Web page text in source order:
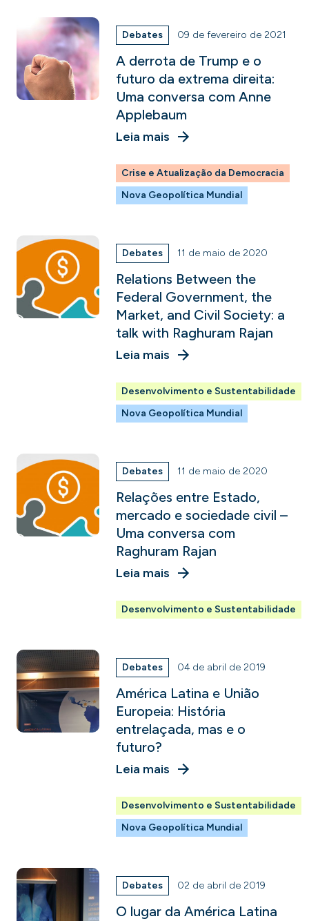
Debates 09 de fevereiro de 2021
A derrota de Trump e o
futuro da extrema direita:
Uma conversa com Anne
Applebaum
Leia mais
Crise e Atualização da Democracia
Nova Geopolítica Mundial
Debates 11 de maio de 2020
Relations Between the
Federal Government, the
Market, and Civil Society: a
talk with Raghuram Rajan
Leia mais
Desenvolvimento e Sustentabilidade
Nova Geopolítica Mundial
Debates 11 de maio de 2020
Relações entre Estado,
mercado e sociedade civil –
Uma conversa com
Raghuram Rajan
Leia mais
Desenvolvimento e Sustentabilidade
Debates 04 de abril de 2019
América Latina e União
Europeia: História
entrelaçada, mas e o
futuro?
Leia mais
Desenvolvimento e Sustentabilidade
Nova Geopolítica Mundial
Debates 02 de abril de 2019
O lugar da América Latina